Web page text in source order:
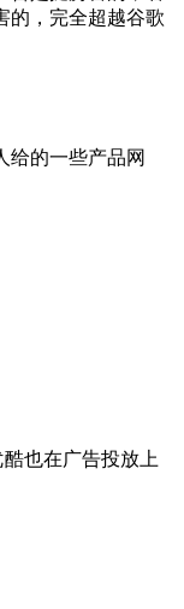
的，完全超越谷歌
给的一些产品网
也在广告投放上